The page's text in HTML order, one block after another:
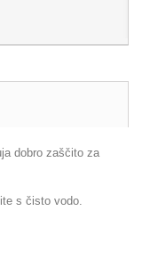
dobro zaščito za
s čisto vodo.